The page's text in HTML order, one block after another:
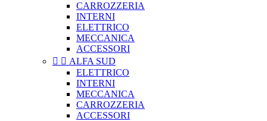
CARROZZERIA
INTERNI
ELETTRICO
MECCANICA
ACCESSORI
  ALFA SUD
ELETTRICO
INTERNI
MECCANICA
CARROZZERIA
ACCESSORI